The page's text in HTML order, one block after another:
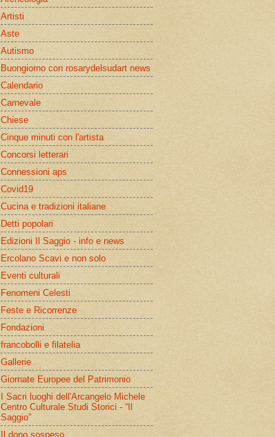
Artisti
Aste
Autismo
Buongiorno con rosarydelsudart news
Calendario
Carnevale
Chiese
Cinque minuti con l'artista
Concorsi letterari
Connessioni aps
Covid19
Cucina e tradizioni italiane
Detti popolari
Edizioni Il Saggio - info e news
Ercolano Scavi e non solo
Eventi culturali
Fenomeni Celesti
Feste e Ricorrenze
Fondazioni
francobolli e filatelia
Gallerie
Giornate Europee del Patrimonio
I Sacri luoghi dell'Arcangelo Michele
Centro Culturale Studi Storici - “Il
Saggio”
Il dono sospeso